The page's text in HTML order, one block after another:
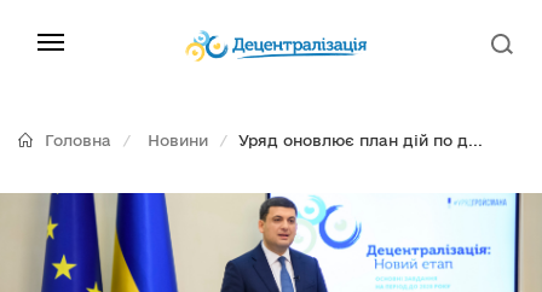
Головна Новини Уряд оновлює план дій по д...